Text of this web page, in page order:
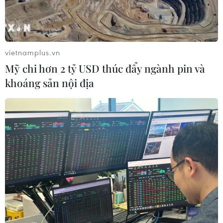
Thành phố Hồ Chí Minh: Dạy trực tuyến
để đảm bảo kế hoạch năm học
05/02/2021 11:27
Do có sự chuẩn bị trước cùng với kinh nghiệm từ đợt
dịch năm 2020, học sinh và giáo viên các trường ở
Thành phố Hồ Chí Minh không còn bị động, đã dần
thích ứng với hình thức dạy và học trực tuyến.
vietnamplus.vn
Mỹ chi hơn 2 tỷ USD thúc đẩy ngành pin và
khoáng sản nội địa